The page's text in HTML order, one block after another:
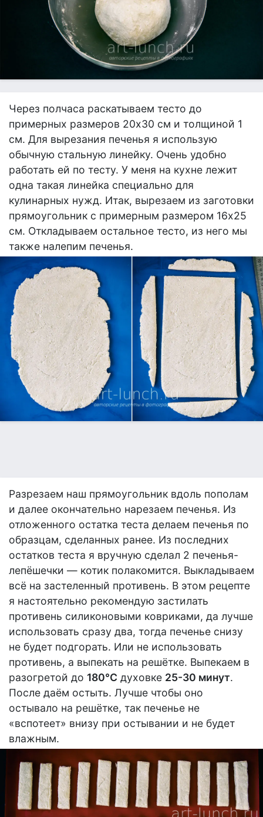
Через полчаса раскатываем тесто до
примерных размеров 20х30 см и толщиной 1
см. Для вырезания печенья я использую
обычную стальную линейку. Очень удобно
работать ей по тесту. У меня на кухне лежит
одна такая линейка специально для
кулинарных нужд. Итак, вырезаем из заготовки
прямоугольник с примерным размером 16х25
см. Откладываем остальное тесто, из него мы
также налепим печенья.
Разрезаем наш прямоугольник вдоль пополам
и далее окончательно нарезаем печенья. Из
отложенного остатка теста делаем печенья по
образцам, сделанных ранее. Из последних
остатков теста я вручную сделал 2 печенья-
лепёшечки — котик полакомится. Выкладываем
всё на застеленный противень. В этом рецепте
я настоятельно рекомендую застилать
противень силиконовыми ковриками, да лучше
использовать сразу два, тогда печенье снизу
не будет подгорать. Или не использовать
противень, а выпекать на решётке. Выпекаем в
разогретой до 180°С духовке 25-30 минут.
После даём остыть. Лучше чтобы оно
остывало на решётке, так печенье не
«вспотеет» внизу при остывании и не будет
влажным.